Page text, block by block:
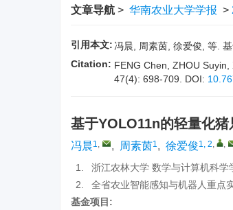
文章导航 > 华南农业大学学报 >
引用本文: 冯晨, 周素茵, 徐爱俊, 等.
Citation: FENG Chen, ZHOU
47(4): 698-709.
DOI:
基于YOLO11n的轻量化
冯晨1, , 周素茵1, 徐爱俊1, 2, ,
1.
浙江农林大学 数学与计算机科
2.
全省农业智能感知与机器人重点
基金项目: